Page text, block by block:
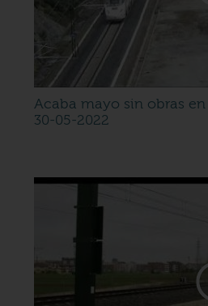
Acaba mayo sin obras
30-05-2022